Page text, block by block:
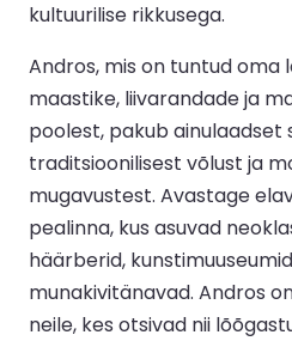
kultuurilise rikkusega.
Andros, mis on tuntud oma
maastike, liivarandade ja
poolest, pakub ainulaadset
traditsioonilisest võlust ja
mugavustest. Avastage
pealinna, kus asuvad
häärberid,
munakivitänavad. Andros
neile, kes otsivad nii